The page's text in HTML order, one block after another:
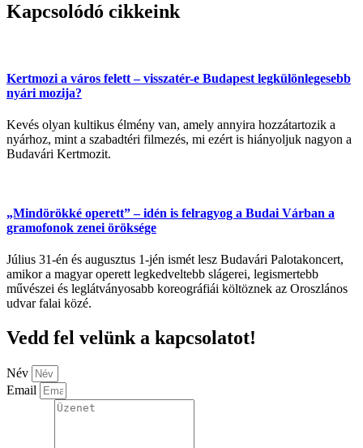
Kapcsolódó cikkeink
Kertmozi a város felett – visszatér-e Budapest legkülönlegesebb
nyári mozija?
Kevés olyan kultikus élmény van, amely annyira hozzátartozik a
nyárhoz, mint a szabadtéri filmezés, mi ezért is hiányoljuk nagyon a
Budavári Kertmozit.
„Mindörökké operett” – idén is felragyog a Budai Várban a
gramofonok zenei öröksége
Július 31-én és augusztus 1-jén ismét lesz Budavári Palotakoncert,
amikor a magyar operett legkedveltebb slágerei, legismertebb
művészei és leglátványosabb koreográfiái költöznek az Oroszlános
udvar falai közé.
Vedd fel velünk a kapcsolatot!
Név
Email